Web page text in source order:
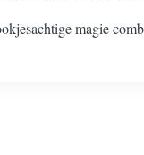
magie